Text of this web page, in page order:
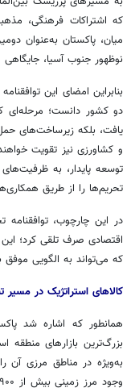
که اشتراکات فرهنگی،
میان، پاکستان به‌عنوان
نوظهور جنوب آسیا، جایگاهی
بنابراین امضای این
دو کشور دانست؛ مرحله‌ای
یافت، بلکه زیرساخت‌های
و کشاورزی نیز تقویت
توسعه پایدار، به
تحریم‌ها را از طریق
در این چارچوب، توافقنامه
اقتصادی صرف تلقی کرد؛
که می‌تواند به الگویی
کالاهای استراتژیک در مسیر
بزرگ‌ترین بازارهای منطقه
به‌ویژه در مناطق مرزی آن